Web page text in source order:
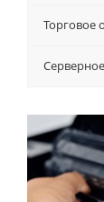
Торговое